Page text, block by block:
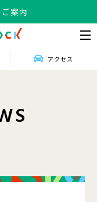
案内
アクセス
S